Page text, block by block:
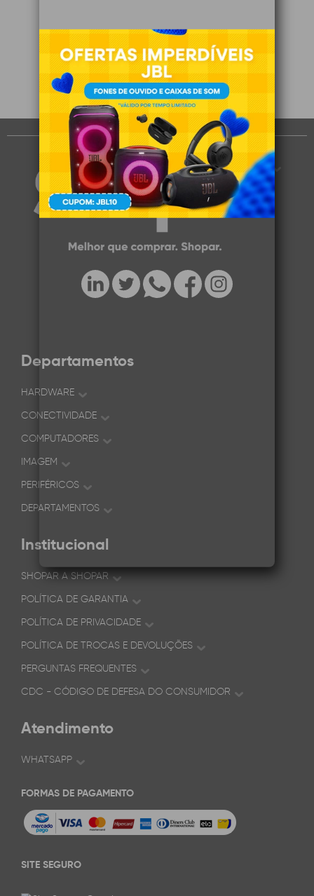
Você visualizou1de1produtos
Departamentos
HARDWARE
CONECTIVIDADE
COMPUTADORES
IMAGEM
PERIFÉRICOS
DEPARTAMENTOS
Institucional
SHOPAR A SHOPAR
POLÍTICA DE GARANTIA
POLÍTICA DE PRIVACIDADE
POLÍTICA DE TROCAS E DEVOLUÇÕES
PERGUNTAS FREQUENTES
CDC - CÓDIGO DE DEFESA DO CONSUMIDOR
Atendimento
WHATSAPP
FORMAS DE PAGAMENTO
SITE SEGURO